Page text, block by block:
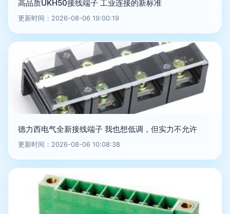
高品质UKH50接线端子 工业连接的新标准
更新时间：2026-08-06 19:00:19
德力西电气全新接线端子 我也想低调，但实力不允许
更新时间：2026-08-06 10:08:38